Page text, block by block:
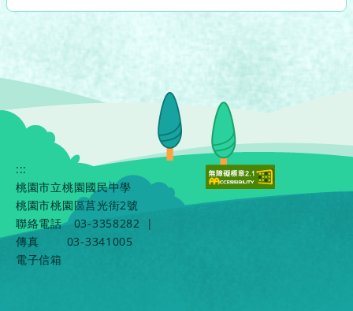
:::
桃園市立桃園國民中學
桃園市桃園區莒光街2號
聯絡電話
03-3358282
|
傳真
03-3341005
電子信箱